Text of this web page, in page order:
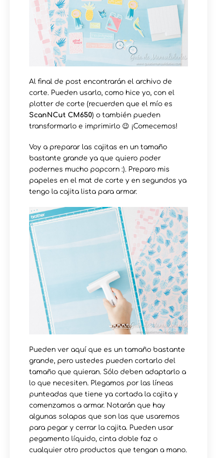
Al final de post encontrarán el archivo de
corte. Pueden usarlo, como hice yo, con el
plotter de corte (recuerden que el mío es
ScanNCut CM650) o también pueden
transformarlo e imprimirlo 😉 ¡Comecemos!
Voy a preparar las cajitas en un tamaño
bastante grande ya que quiero poder
podernes mucho popcorn :). Preparo mis
papeles en el mat de corte y en segundos ya
tengo la cajita lista para armar.
Pueden ver aquí que es un tamaño bastante
grande, pero ustedes pueden cortarlo del
tamaño que quieran. Sólo deben adaptarlo a
lo que necesiten. Plegamos por las líneas
punteadas que tiene ya cortada la cajita y
comenzamos a armar. Notarán que hay
algunas solapas que son las que usaremos
para pegar y cerrar la cajita. Pueden usar
pegamento líquido, cinta doble faz o
cualquier otro productos que tengan a mano.